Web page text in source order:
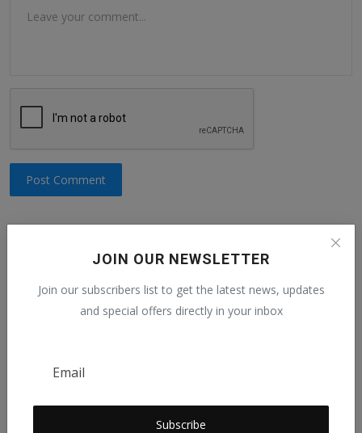
JOIN OUR NEWSLETTER
Join our subscribers list to get the latest news, updates
and special offers directly in your inbox
Subscribe
Post Comment
Windows 10 Product Key Gratis -
Squid Game - Jocul Calamarului - Unde
poti viziona onli...